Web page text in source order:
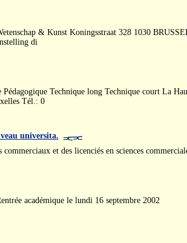
& Kunst Koningsstraat 328 1030
di
Technique long Technique court La
Tél.: 0
universita.
et des licenciés en sciences
académique le lundi 16 septembre 2002